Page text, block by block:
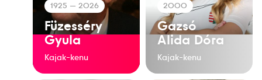
1925 — 2026
Füzesséry
Gyula
Kajak-kenu
2000
Gazsó
Alida Dóra
Kajak-kenu